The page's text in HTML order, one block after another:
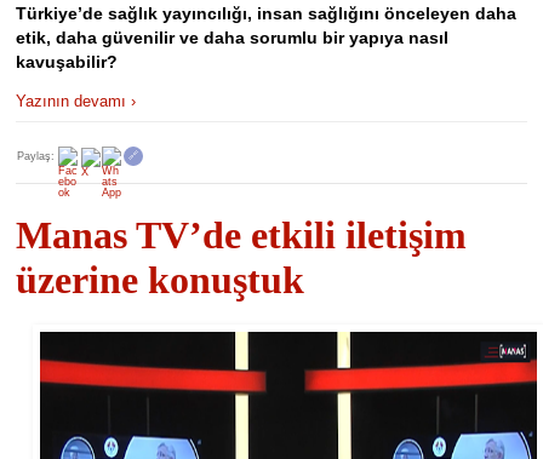
Türkiye’de sağlık yayıncılığı, insan sağlığını önceleyen daha
etik, daha güvenilir ve daha sorumlu bir yapıya nasıl
kavuşabilir?
Yazının devamı ›
Paylaş: 🔗
Manas TV’de etkili iletişim
üzerine konuştuk